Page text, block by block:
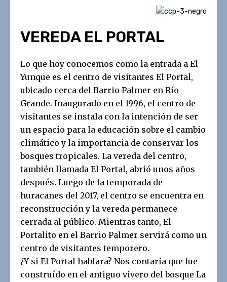
VEREDA EL PORTAL
Lo que hoy conocemos como la entrada a El
Yunque es el centro de visitantes El Portal,
ubicado cerca del Barrio Palmer en Río
Grande. Inaugurado en el 1996, el centro de
visitantes se instala con la intención de ser
un espacio para la educación sobre el cambio
climático y la importancia de conservar los
bosques tropicales. La vereda del centro,
también llamada El Portal, abrió unos años
después. Luego de la temporada de
huracanes del 2017, el centro se encuentra en
reconstrucción y la vereda permanece
cerrada al público. Mientras tanto, El
Portalito en el Barrio Palmer servirá como un
centro de visitantes temporero.
¿Y si El Portal hablara? Nos contaría que fue
construído en el antiguo vivero del bosque La